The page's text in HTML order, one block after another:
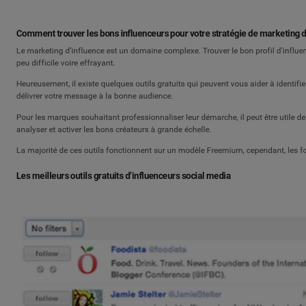
Comment trouver les bons influenceurs pour votre stratégie de marketing
Le marketing d’influence est un domaine complexe. Trouver le bon profil
peu difficile voire effrayant.
Heureusement, il existe quelques outils gratuits qui peuvent vous aider à
délivrer votre message à la bonne audience.
Pour les marques souhaitant professionnaliser leur démarche, il peut être utile de
analyser et activer les bons créateurs à grande échelle.
La majorité de ces outils fonctionnent sur un modèle Freemium, cependant, les
Les meilleurs outils gratuits d’influenceurs social media